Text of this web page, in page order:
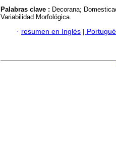
Palabras clave : Decorana;
Variabilidad Morfológica.
· resumen en Inglés |